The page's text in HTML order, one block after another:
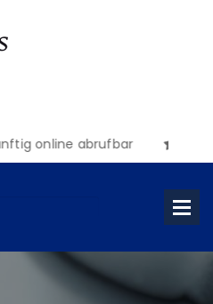
online abrufbar